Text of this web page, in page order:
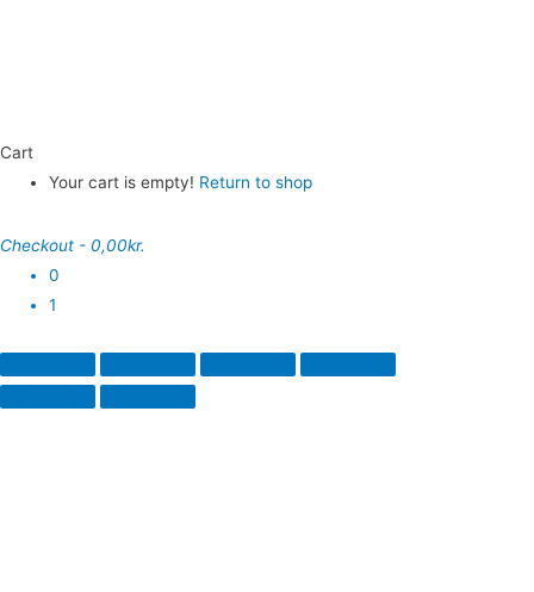
Cart
Your cart is empty! Return to shop
Checkout - 0,00kr.
0
1